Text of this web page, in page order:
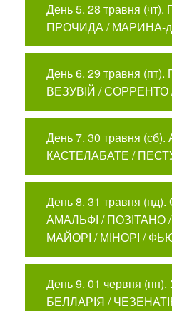
День 5. 28 травня
ПРОЧИДА / МАРИНА-
День 6. 29 травня
ВЕЗУВІЙ /
День 7. 30 травня
КАСТЕЛАБАТЕ /
День 8. 31 травня
АМАЛЬФІ / ПОЗІТАНО
МАЙОРІ / МІНОРІ /
День 9. 01 червня
БЕЛЛАРІЯ /